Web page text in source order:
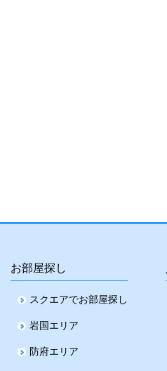
お部屋探し
スクエアでお部屋探し
岩国エリア
防府エリア